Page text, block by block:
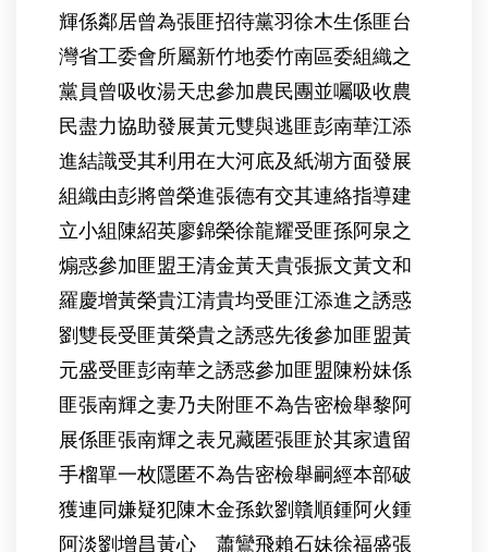
輝係鄰居曾為張匪招待黨羽徐木生係匪台
灣省工委會所屬新竹地委竹南區委組織之
黨員曾吸收湯天忠參加農民團並囑吸收農
民盡力協助發展黃元雙與逃匪彭南華江添
進結識受其利用在大河底及紙湖方面發展
組織由彭將曾榮進張德有交其連絡指導建
立小組陳紹英廖錦榮徐龍耀受匪孫阿泉之
煽惑參加匪盟王清金黃天貴張振文黃文和
羅慶增黃榮貴江清貴均受匪江添進之誘惑
劉雙長受匪黃榮貴之誘惑先後參加匪盟黃
元盛受匪彭南華之誘惑參加匪盟陳粉妹係
匪張南輝之妻乃夫附匪不為告密檢舉黎阿
展係匪張南輝之表兄藏匿張匪於其家遺留
手榴單一枚隱匿不為告密檢舉嗣經本部破
獲連同嫌疑犯陳木金孫欽劉贛順鍾阿火鍾
阿淡劉增昌黃心 蕭鸞飛賴石妹徐福盛張